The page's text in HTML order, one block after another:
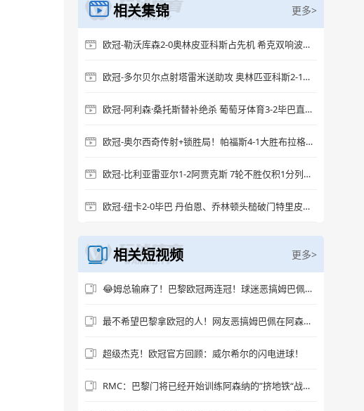
相关集锦 更多>
欧冠-勒沃库森2-0奥林皮亚科斯占先机 希克双响波库失单刀
欧冠-多尔贝尔点射塔雷米送助攻 奥林匹亚科斯2-1阿贾克斯
欧冠-阿利森·桑托斯替补绝杀 葡萄牙体育3-2毕巴直通16强
欧冠-奥尔西奇传射+锁胜局！帕福斯4-1大胜布拉格斯拉维亚
欧冠-比利亚雷亚尔1-2阿贾克斯 7轮不胜仅积1分列倒数第二
欧冠-纽卡2-0毕巴 丹伯恩、乔林顿头槌破门特里皮尔定位球助攻
相关短视频 更多>
😂姆总输麻了！巴黎欧冠两连冠！球迷恶搞姆巴佩此刻的心情！
最不希望巴黎拿欧冠的人！网友恶搞姆巴佩在阿森纳更衣室训话🤣
超级杰克！欧冠官方回顾：威尔希尔的闪电进球！
RMC：巴黎门将已经开始训练阿森纳的”挤地铁“战术了